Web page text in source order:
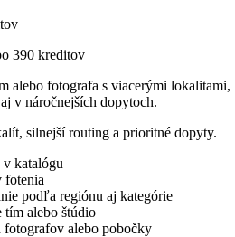
390 kreditov
alebo fotografa s viacerými lokalitami,
v náročnejších dopytoch.
silnejší routing a prioritné dopyty.
v katalógu
fotenia
podľa regiónu aj kategórie
tím alebo štúdio
fotografov alebo pobočky